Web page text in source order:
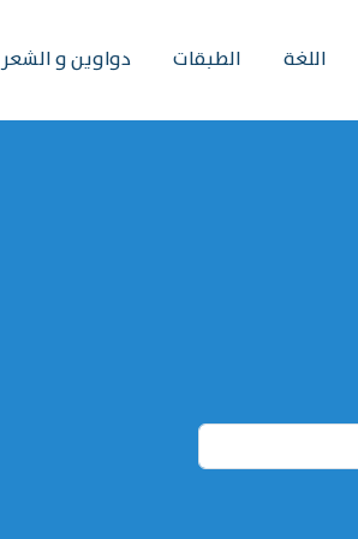
اللغة الطبقات دواوين و الشعر